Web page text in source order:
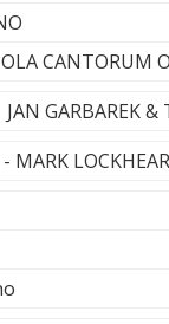
CANTORUM
GARBAREK &